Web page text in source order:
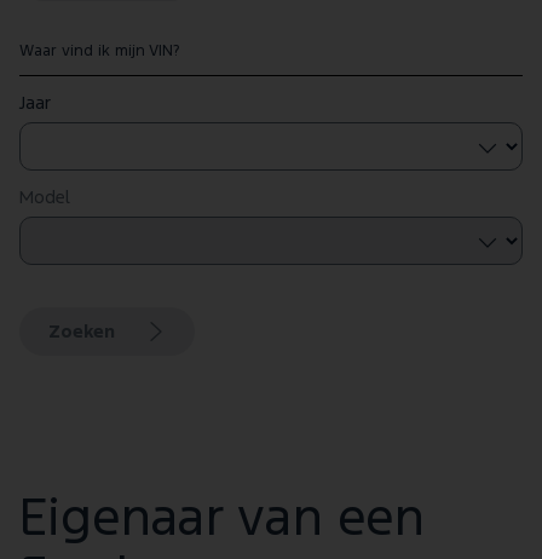
Waar vind ik mijn VIN?
Jaar
Model
Zoeken
Eigenaar van een